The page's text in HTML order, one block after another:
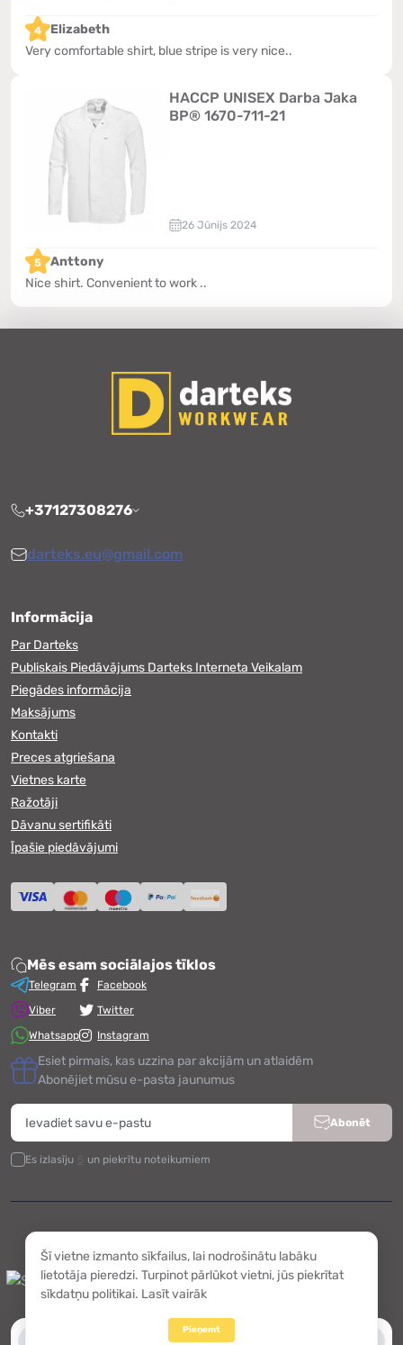
0
4
Elizabeth
Very comfortable shirt, blue stripe is very nice..
HACCP UNISEX Darba Jaka
BP® 1670-711-21
26 Jūnijs 2024
5
Anttony
Nice shirt. Convenient to work ..
+37127308276
darteks.eu@gmail.com
Informācija
Par Darteks
Publiskais Piedāvājums Darteks Interneta Veikalam
Piegādes informācija
Maksājums
Kontakti
Preces atgriešana
Vietnes karte
Ražotāji
Dāvanu sertifikāti
Īpašie piedāvājumi
Mēs esam sociālajos tīklos
Telegram
Viber
Whatsapp
Facebook
Twitter
Instagram
Esiet pirmais, kas uzzina par akcijām un atlaidēm
Abonējiet mūsu e-pasta jaunumus
Abonēt
Es izlasīju un piekrītu noteikumiem
DARTEKS © 2026
Vasaras riepas, Bērnu preces,
Šī vietne izmanto sīkfailus, lai nodrošinātu labāku
lietotāja pieredzi. Turpinot pārlūkot vietni, jūs piekrītat
sīkdatņu politikai. Lasīt vairāk
Pieņemt